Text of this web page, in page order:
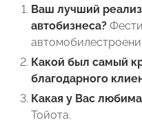
Ваш лучший
автобизнеса?
Какой был самый
благодарного
Какая у Вас
Тойота.